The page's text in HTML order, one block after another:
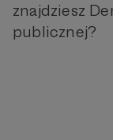
znajdziesz
publicznej?